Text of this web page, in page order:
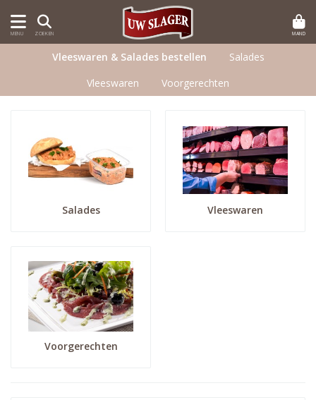
MENU ZOEKEN MAND
Vleeswaren & Salades bestellen
Salades
Vleeswaren
Voorgerechten
Salades Vleeswaren
Voorgerechten